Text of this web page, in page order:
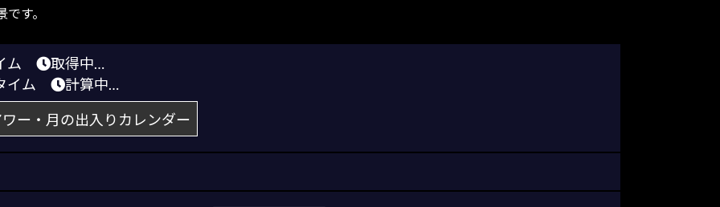
す。
ム
取得中…
イム
計算中…
ー・月の出入りカレンダー